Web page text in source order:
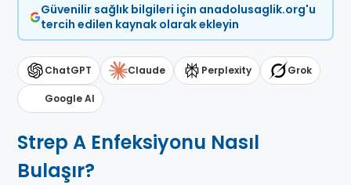
Güvenilir sağlık bilgileri için anadolusaglik.org'u
tercih edilen kaynak olarak ekleyin
ChatGPT Claude Perplexity Grok
Google AI
Strep A Enfeksiyonu Nasıl
Bulaşır?